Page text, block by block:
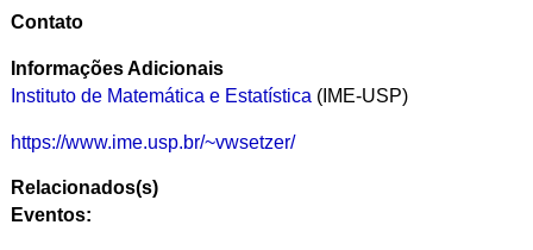
Contato
Informações Adicionais
Instituto de Matemática e Estatística (IME-USP)
https://www.ime.usp.br/~vwsetzer/
Relacionados(s)
Eventos: